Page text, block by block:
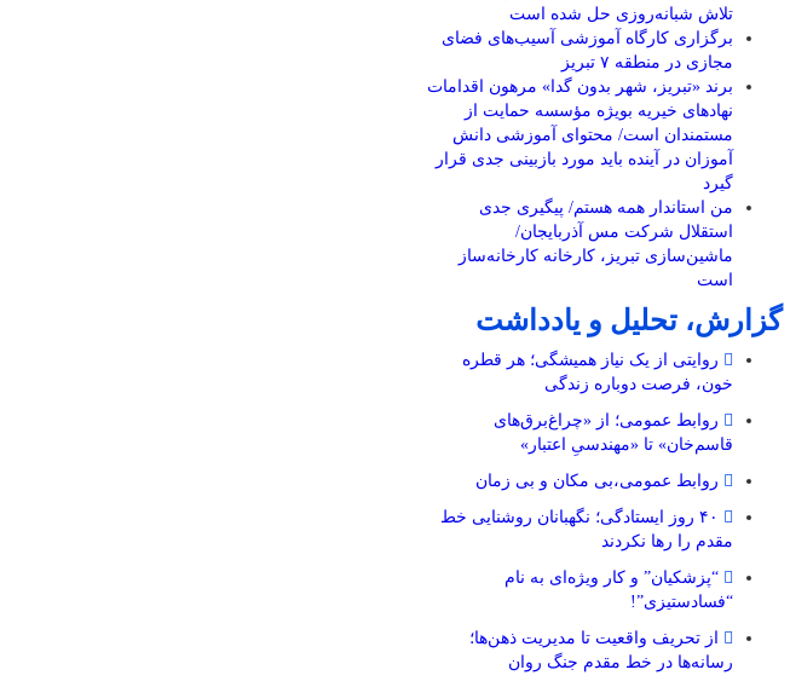
تلاش شبانه‌روزی حل شده است
برگزاری کارگاه آموزشی آسیب‌های فضای
مجازی در منطقه ۷ تبریز
برند «تبریز، شهر بدون گدا» مرهون اقدامات
نهادهای خیریه بویژه مؤسسه حمایت از
مستمندان است/ محتوای آموزشی دانش
آموزان در آینده باید مورد بازبینی جدی قرار
گیرد
من استاندار همه هستم/ پیگیری جدی
استقلال شرکت مس آذربایجان/
ماشین‌سازی تبریز، کارخانه کارخانه‌ساز
است
گزارش، تحلیل و یادداشت
روایتی از یک نیاز همیشگی؛ هر قطره
خون، فرصت دوباره زندگی
روابط عمومی؛ از «چراغ‌برق‌های
قاسم‌خان» تا «مهندسیِ اعتبار»
روابط عمومی،بی مکان و بی زمان
۴۰ روز ایستادگی؛ نگهبانان روشنایی خط
مقدم را رها نکردند
“پزشکیان” و کار ویژه‌ای به نام
“فسادستیزی”!
از تحریف واقعیت تا مدیریت ذهن‌ها؛
رسانه‌ها در خط مقدم جنگ روان